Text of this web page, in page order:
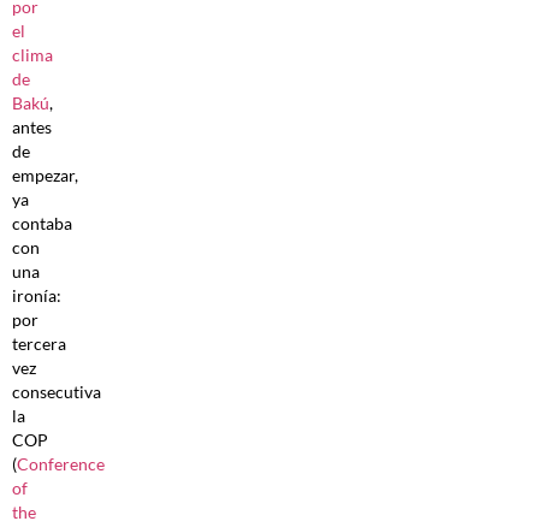
por
el
clima
de
Bakú,
antes
de
empezar,
ya
contaba
con
una
ironía:
por
tercera
vez
consecutiva
la
COP
(Conference
of
the